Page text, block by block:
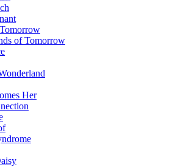
of Tomorrow
Her